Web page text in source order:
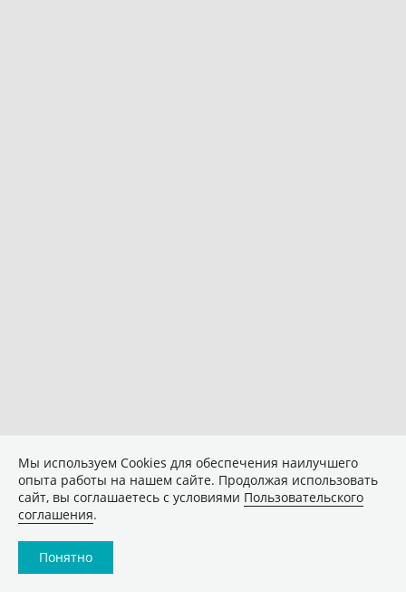
Мы используем Сookies для обеспечения наилучшего
опыта работы на нашем сайте. Продолжая использовать
сайт, вы соглашаетесь с условиями Пользовательского
соглашения.
Понятно